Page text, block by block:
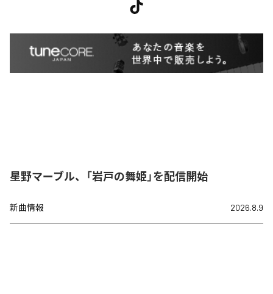
星野マーブル、「岩戸の舞姫」を配信開始
新曲情報 2026.8.9